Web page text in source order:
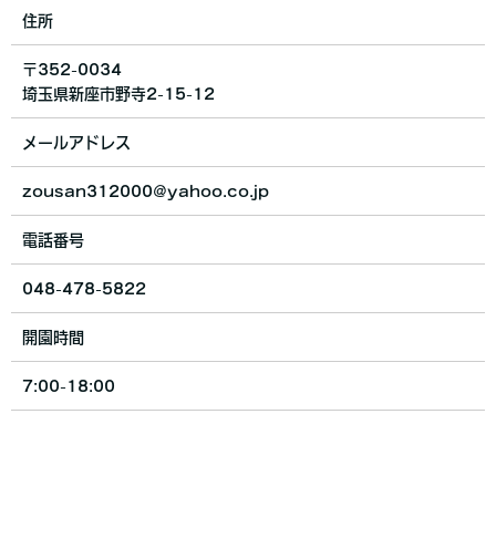
住所
〒352-0034
埼玉県新座市野寺2-15-12
メールアドレス
zousan312000@yahoo.co.jp
電話番号
048-478-5822
開園時間
7:00-18:00